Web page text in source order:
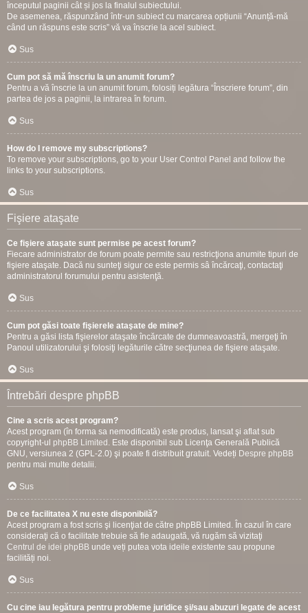
începutul paginii cât și jos la finalul subiectului.
De asemenea, răspunzând într-un subiect cu marcarea opțiunii “Anunță-mă
când un răspuns este scris” vă va înscrie la acel subiect.
Sus
Cum pot să mă înscriu la un anumit forum?
Pentru a vă înscrie la un anumit forum, folosiți legătura “Înscriere forum”, din
partea de jos a paginii, la intrarea în forum.
Sus
How do I remove my subscriptions?
To remove your subscriptions, go to your User Control Panel and follow the
links to your subscriptions.
Sus
Fişiere ataşate
Ce fişiere ataşate sunt permise pe acest forum?
Fiecare administrator de forum poate permite sau restricţiona anumite tipuri de
fişiere ataşate. Dacă nu sunteţi sigur ce este permis sâ încărcaţi, contactaţi
administratorul forumului pentru asistenţă.
Sus
Cum pot găsi toate fişierele ataşate de mine?
Pentru a găsi lista fişierelor ataşate încărcate de dumneavoastră, mergeţi în
Panoul utilizatorului şi folosiţi legăturile către secţiunea de fişiere ataşate.
Sus
Întrebări despre phpBB
Cine a scris acest program?
Acest program (în forma sa nemodificată) este produs, lansat şi aflat sub
copyright-ul phpBB Limited . Este disponibil sub Licenţa Generală Publică
GNU, versiunea 2 (GPL-2.0) şi poate fi distribuit gratuit. Vedeți Despre phpBB
pentru mai multe detalii.
Sus
De ce facilitatea X nu este disponibilă?
Acest program a fost scris şi licenţiat de către phpBB Limited. În cazul în care
consideraţi că o facilitate trebuie să fie adaugată, vă rugăm să vizitaţi
Centrul de idei phpBB unde veți putea vota ideile existente sau propune
facilități noi.
Sus
Cu cine iau legătura pentru probleme juridice şi/sau abuzuri legate de acest